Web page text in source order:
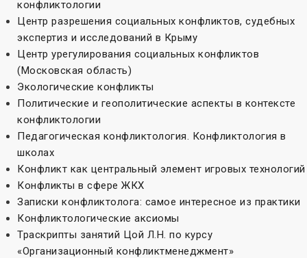
конфликтологии
Центр разрешения социальных конфликтов, судебных
экспертиз и исследований в Крыму
Центр урегулирования социальных конфликтов
(Московская область)
Экологические конфликты
Политические и геополитические аспекты в контексте
конфликтологии
Педагогическая конфликтология. Конфликтология в
школах
Конфликт как центральный элемент игровых технологий
Конфликты в сфере ЖКХ
Записки конфликтолога: самое интересное из практики
Конфликтологические аксиомы
Траскрипты занятий Цой Л.Н. по курсу
«Организационный конфликтменеджмент»